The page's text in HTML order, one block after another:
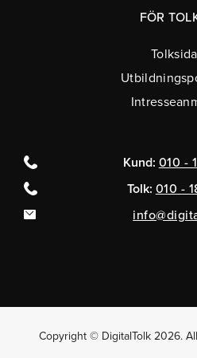
FÖR
Kund: 010 -
Tolk: 010 -
Copyright © DigitalTolk 2026.